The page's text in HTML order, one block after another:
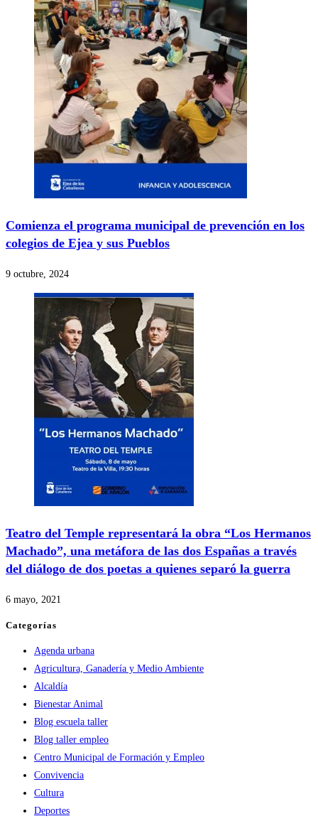
Comienza el programa municipal de prevención en los
colegios de Ejea y sus Pueblos
9 octubre, 2024
Teatro del Temple representará la obra “Los Hermanos
Machado”, una metáfora de las dos Españas a través
del diálogo de dos poetas a quienes separó la guerra
6 mayo, 2021
Categorías
Agenda urbana
Agricultura, Ganadería y Medio Ambiente
Alcaldía
Bienestar Animal
Blog escuela taller
Blog taller empleo
Centro Municipal de Formación y Empleo
Convivencia
Cultura
Deportes